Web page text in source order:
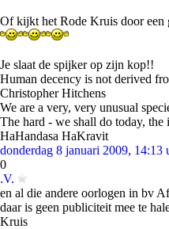
Of kijkt het Rode Kruis door een
Je slaat de spijker op zijn kop!!
Human decency is not derived
Christopher Hitchens
We are a very, very unusual
The hard - we shall do today,
HaHandasa HaKravit
donderdag 8 januari 2009, 14:13
0
.V.
en al die andere oorlogen in bv
daar is geen publiciteit mee te
Kruis